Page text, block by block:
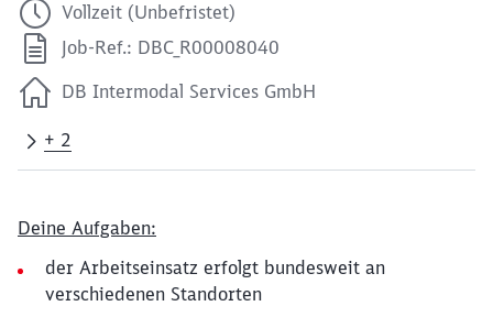
Vollzeit (Unbefristet)
Job-Ref.: DBC_R00008040
DB Intermodal Services GmbH
+ 2
Deine Aufgaben:
der Arbeitseinsatz erfolgt bundesweit an
verschiedenen Standorten